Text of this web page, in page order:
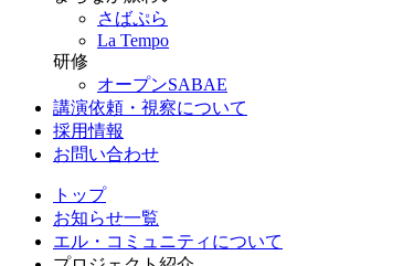
さばぷら
La Tempo
研修
オープンSABAE
講演依頼・視察について
採用情報
お問い合わせ
トップ
お知らせ一覧
エル・コミュニティについて